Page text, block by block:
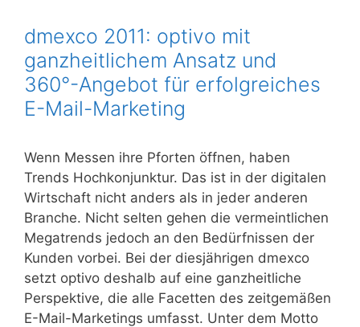
dmexco 2011: optivo mit
ganzheitlichem Ansatz und
360°-Angebot für erfolgreiches
E-Mail-Marketing
Wenn Messen ihre Pforten öffnen, haben
Trends Hochkonjunktur. Das ist in der digitalen
Wirtschaft nicht anders als in jeder anderen
Branche. Nicht selten gehen die vermeintlichen
Megatrends jedoch an den Bedürfnissen der
Kunden vorbei. Bei der diesjährigen dmexco
setzt optivo deshalb auf eine ganzheitliche
Perspektive, die alle Facetten des zeitgemäßen
E-Mail-Marketings umfasst. Unter dem Motto